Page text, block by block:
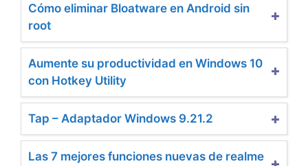
Cómo eliminar Bloatware en Android sin
root
Aumente su productividad en Windows 10
con Hotkey Utility
Tap – Adaptador Windows 9.21.2
Las 7 mejores funciones nuevas de realme